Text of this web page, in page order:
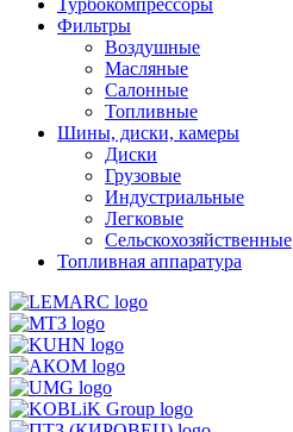
Турбокомпрессоры
Фильтры
Воздушные
Масляные
Салонные
Топливные
Шины, диски, камеры
Диски
Грузовые
Индустриальные
Легковые
Сельскохозяйственные
Топливная аппаратура